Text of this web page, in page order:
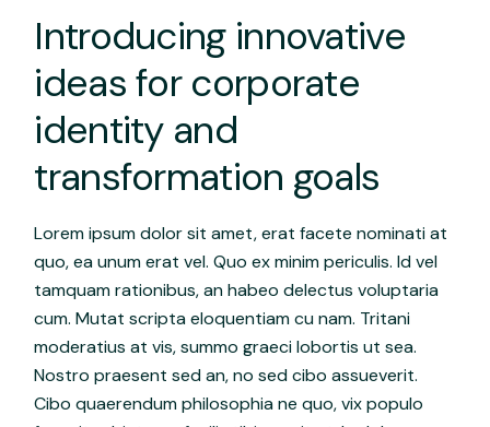
Introducing innovative
ideas for corporate
identity and
transformation goals
Lorem ipsum dolor sit amet, erat facete nominati at
quo, ea unum erat vel. Quo ex minim periculis. Id vel
tamquam rationibus, an habeo delectus voluptaria
cum. Mutat scripta eloquentiam cu nam. Tritani
moderatius at vis, summo graeci lobortis ut sea.
Nostro praesent sed an, no sed cibo assueverit.
Cibo quaerendum philosophia ne quo, vix populo